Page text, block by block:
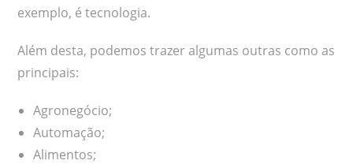
exemplo, é tecnologia.
Além desta, podemos trazer algumas outras como as
principais:
Agronegócio;
Automação;
Alimentos;